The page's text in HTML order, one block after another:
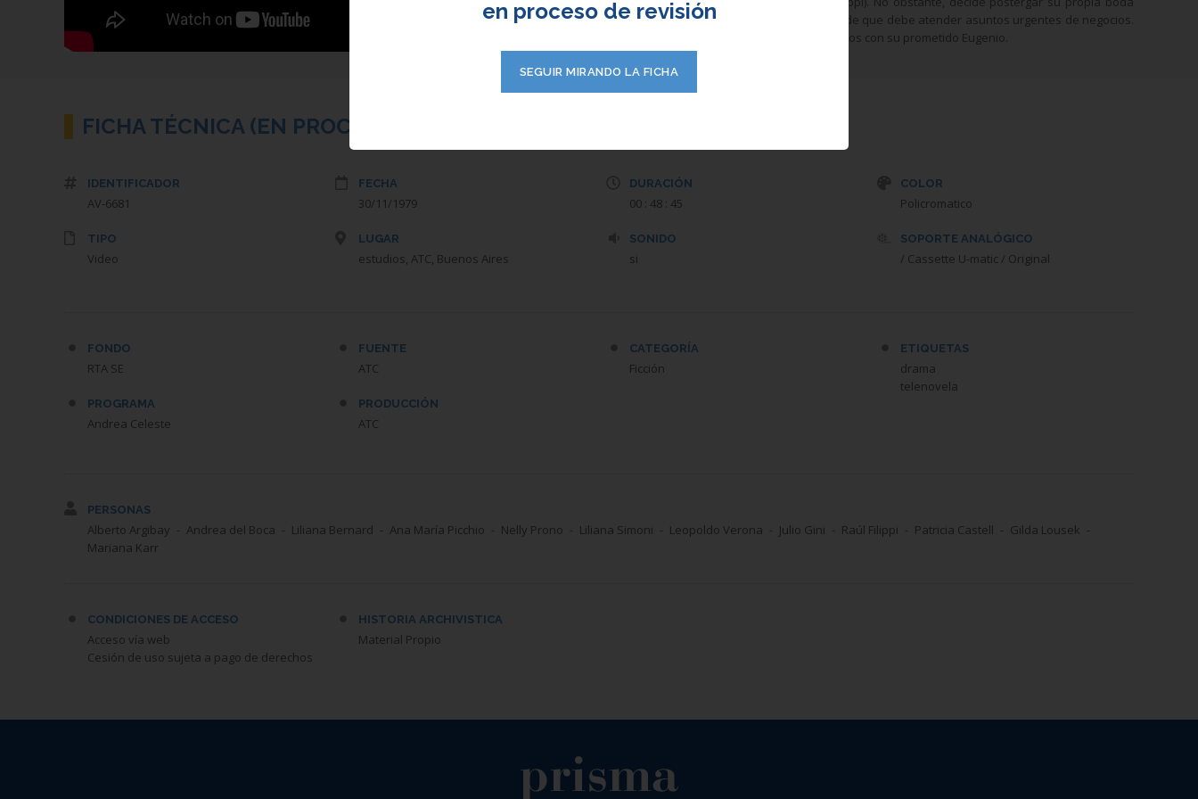
con Gladis (Gilda Lousek) con la excusa de que debe atender asuntos urgentes de negocios.
En paralelo, Laura sincera sus sentimientos con su prometido Eugenio.
FICHA TÉCNICA (EN PROCESO DE REVISION)
IDENTIFICADOR
AV-6681
TIPO
Video
FECHA
30/11/1979
LUGAR
estudios, ATC, Buenos Aires
DURACIÓN
00 : 48 : 45
SONIDO
si
COLOR
Policromatico
SOPORTE ANALÓGICO
/ Cassette U-matic / Original
FONDO
RTA SE
PROGRAMA
Andrea Celeste
FUENTE
ATC
PRODUCCIÓN
ATC
CATEGORÍA
Ficción
ETIQUETAS
drama
telenovela
PERSONAS
Alberto Argibay Andrea del Boca Liliana Bernard Ana María Picchio Nelly Prono Liliana Simoni Leopoldo Verona Julio Gini Raúl Filippi Patricia Castell
Gilda Lousek
Mariana Karr
CONDICIONES DE ACCESO
Acceso vía web
Cesión de uso sujeta a pago de derechos
HISTORIA ARCHIVISTICA
Material Propio
en proceso de revisión
SEGUIR MIRANDO LA FICHA